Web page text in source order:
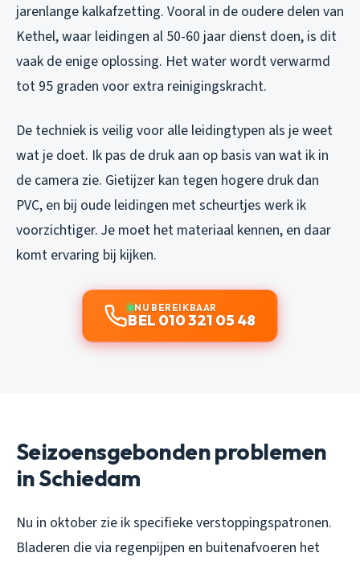
jarenlange kalkafzetting. Vooral in de oudere delen van
Kethel, waar leidingen al 50-60 jaar dienst doen, is dit
vaak de enige oplossing. Het water wordt verwarmd
tot 95 graden voor extra reinigingskracht.
De techniek is veilig voor alle leidingtypen als je weet
wat je doet. Ik pas de druk aan op basis van wat ik in
de camera zie. Gietijzer kan tegen hogere druk dan
PVC, en bij oude leidingen met scheurtjes werk ik
voorzichtiger. Je moet het materiaal kennen, en daar
komt ervaring bij kijken.
NU BEREIKBAAR
BEL 010 321 05 48
Seizoensgebonden problemen
in Schiedam
Nu in oktober zie ik specifieke verstoppingspatronen.
Bladeren die via regenpijpen en buitenafvoeren het